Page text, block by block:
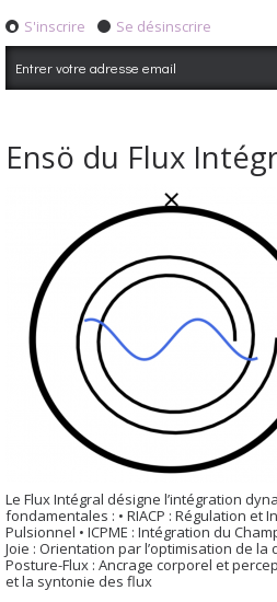
S'inscrire Se désinscrire
Ensö du Flux
Le Flux Intégral désigne l’intégration
fondamentales : • RIACP : Régulation et
Pulsionnel • ICPME : Intégration du
Joie : Orientation par l’optimisation de
Posture-Flux : Ancrage corporel et
et la syntonie des flux